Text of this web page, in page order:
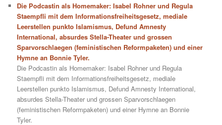
Die Podcastin als Homemaker: Isabel Rohner und Regula
Staempfli mit dem Informationsfreiheitsgesetz, mediale
Leerstellen punkto Islamismus, Defund Amnesty
International, absurdes Stella-Theater und grossen
Sparvorschlaegen (feministischen Reformpaketen) und einer
Hymne an Bonnie Tyler.
Die Podcastin als Homemaker: Isabel Rohner und Regula
Staempfli mit dem Informationsfreiheitsgesetz, mediale
Leerstellen punkto Islamismus, Defund Amnesty International,
absurdes Stella-Theater und grossen Sparvorschlaegen
(feministischen Reformpaketen) und einer Hymne an Bonnie
Tyler.